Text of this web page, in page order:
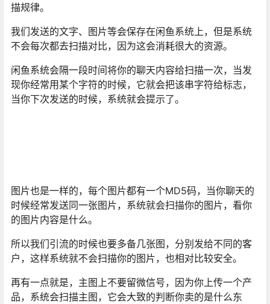
描规律。
我们发送的文字、图片等会保存在闲鱼系统上，但是系统
不会每次都去扫描对比，因为这会消耗很大的资源。
闲鱼系统会隔一段时间将你的聊天内容给扫描一次，当发
现你经常用某个字符的时候，它就会把该串字符给标志，
当你下次发送的时候，系统就会提示了。
图片也是一样的，每个图片都有一个MD5码，当你聊天的
时候经常发送同一张图片，系统就会扫描你的图片，看你
的图片内容是什么。
所以我们引流的时候也要多备几张图，分别发给不同的客
户，这样系统就不会扫描你的图片，也相对比较安全。
再有一点就是，主图上不要留微信号，因为你上传一个产
品，系统会扫描主图，它会大致的判断你卖的是什么东